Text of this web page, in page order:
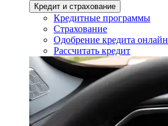
Кредит и страхование
Кредитные программы
Страхование
Одобрение кредита онлайн
Рассчитать кредит